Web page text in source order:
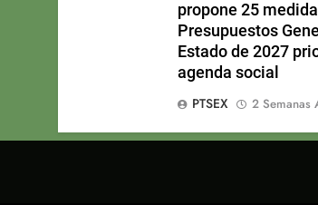
propone 25
Presupuestos
Estado de 2027
agenda social
PTSEX
2 Semanas